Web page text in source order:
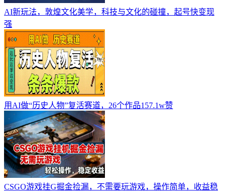
AI新玩法，敦煌文化美学，科技与文化的碰撞，起号快变现
强
用AI做“历史人物”复活赛道，26个作品157.1w赞
CSGO游戏挂G掘金捡漏，不需要玩游戏，操作简单，收益稳